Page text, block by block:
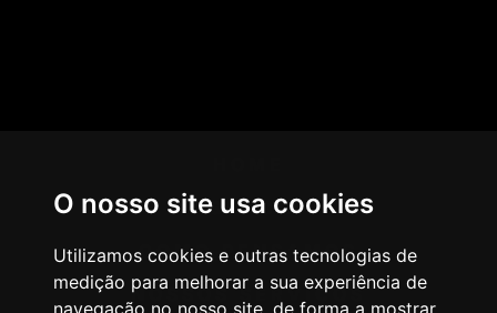
O nosso site usa cookies
Utilizamos cookies e outras tecnologias de
medição para melhorar a sua experiência de
navegação no nosso site, de forma a mostrar
AGÊNCIA
COMO PENSAMOS
NOSSOS SERVIÇOS